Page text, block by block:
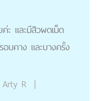
ะ และมีสิวผดเม็ด
อบคาง และบางครั้ง
Arty R |